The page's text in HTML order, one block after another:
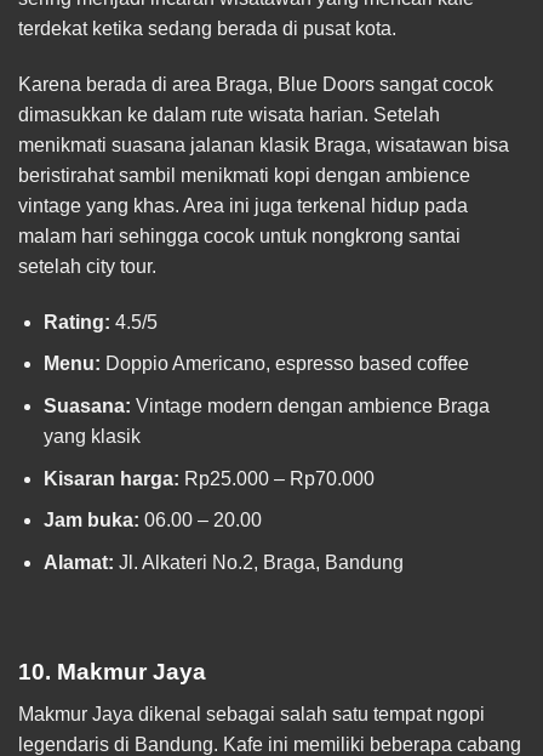
terdekat ketika sedang berada di pusat kota.
Karena berada di area Braga, Blue Doors sangat cocok
dimasukkan ke dalam rute wisata harian. Setelah
menikmati suasana jalanan klasik Braga, wisatawan bisa
beristirahat sambil menikmati kopi dengan ambience
vintage yang khas. Area ini juga terkenal hidup pada
malam hari sehingga cocok untuk nongkrong santai
setelah city tour.
Rating: 4.5/5
Menu: Doppio Americano, espresso based coffee
Suasana: Vintage modern dengan ambience Braga
yang klasik
Kisaran harga: Rp25.000 – Rp70.000
Jam buka: 06.00 – 20.00
Alamat: Jl. Alkateri No.2, Braga, Bandung
10. Makmur Jaya
Makmur Jaya dikenal sebagai salah satu tempat ngopi
legendaris di Bandung. Kafe ini memiliki beberapa cabang